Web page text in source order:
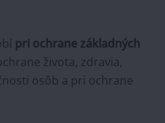
pri ochrane základných
života, zdravia,
osôb a pri ochrane